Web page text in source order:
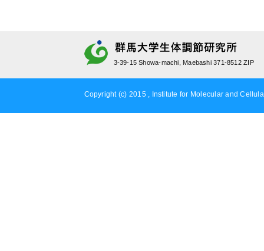
3-39-15 Showa-machi, Maebashi 371-8512 ZIP
Copyright (c) 2015 , Institute for Molecular and